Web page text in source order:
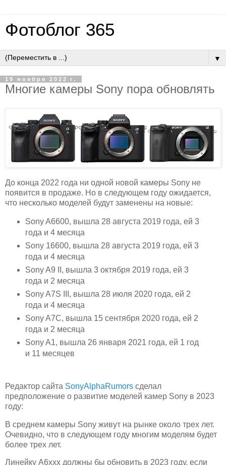
Фотоблог 365
▼
19 ноября 2022 г.
Многие камеры Sony пора обновлять
До конца 2022 года ни одной новой камеры Sony не
появится в продаже. Но в следующем году ожидается,
что несколько моделей будут заменены на новые:
Sony A6600, вышла 28 августа 2019 года, ей 3
года и 4 месяца
Sony 16600, вышла 28 августа 2019 года, ей 3
года и 4 месяца
Sony A9 II, вышла 3 октября 2019 года, ей 3
года и 2 месяца
Sony A7S III, вышла 28 июля 2020 года, ей 2
года и 4 месяца
Sony A7C, вышла 15 сентября 2020 года, ей 2
года и 2 месяца
Sony A1, вышла 26 января 2021 года, ей 1 год
и 11 месяцев
Редактор сайта SonyAlphaRumors сделал
предположение о развитие моделей камер Sony в 2023
году:
В среднем камеры Sony живут на рынке около трех лет.
Очевидно, что в следующем году многим моделям будет
более трех лет.
Линейку A6xxx должны бы обновить в 2023 году, если